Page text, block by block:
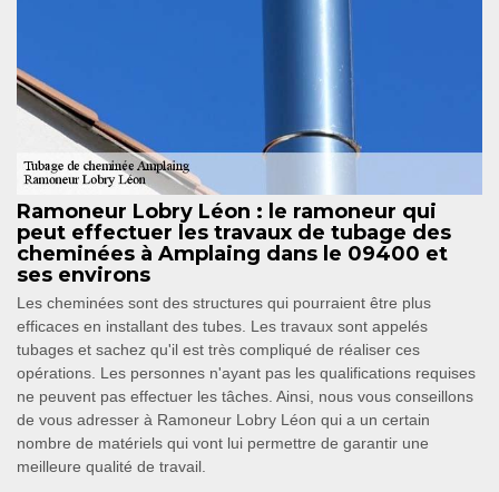
Ramoneur Lobry Léon : le ramoneur qui
peut effectuer les travaux de tubage des
cheminées à Amplaing dans le 09400 et
ses environs
Les cheminées sont des structures qui pourraient être plus
efficaces en installant des tubes. Les travaux sont appelés
tubages et sachez qu'il est très compliqué de réaliser ces
opérations. Les personnes n'ayant pas les qualifications requises
ne peuvent pas effectuer les tâches. Ainsi, nous vous conseillons
de vous adresser à Ramoneur Lobry Léon qui a un certain
nombre de matériels qui vont lui permettre de garantir une
meilleure qualité de travail.